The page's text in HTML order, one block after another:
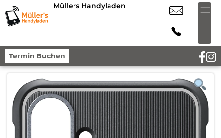
Müllers Handyladen
Termin Buchen